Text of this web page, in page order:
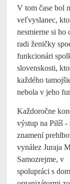
V tom čase bol
veľvyslanec,
nesmierne si ho
radi ženičky
funkcionári
slovenskosti,
každého
nebola v jeho
Každoročne
výstup na Pilíš
znamení
vynález Juraja
Samozrejme, v
spolupráci s